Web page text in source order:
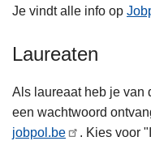
Je vindt alle info op
Laureaten
Als laureaat heb je van
een wachtwoord
jobpol.be
. Kies voor